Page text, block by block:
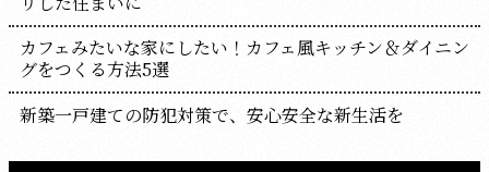
カフェみたいな家にしたい！カフェ風キッチン＆ダイニン
グをつくる方法5選
新築一戸建ての防犯対策で、安心安全な新生活を